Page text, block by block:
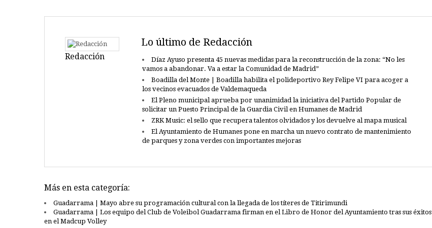
Redacción
Lo último de Redacción
Díaz Ayuso presenta 45 nuevas medidas para la reconstrucción de la zona: “No les
vamos a abandonar. Va a estar la Comunidad de Madrid”
Boadilla del Monte | Boadilla habilita el polideportivo Rey Felipe VI para acoger a
los vecinos evacuados de Valdemaqueda
El Pleno municipal aprueba por unanimidad la iniciativa del Partido Popular de
solicitar un Puesto Principal de la Guardia Civil en Humanes de Madrid
ZRK Music: el sello que recupera talentos olvidados y los devuelve al mapa musical
El Ayuntamiento de Humanes pone en marcha un nuevo contrato de mantenimiento
de parques y zona verdes con importantes mejoras
Más en esta categoría:
Guadarrama | Mayo abre su programación cultural con la llegada de los títeres de Titirimundi
Guadarrama | Los equipo del Club de Voleibol Guadarrama firman en el Libro de Honor del Ayuntamiento tras sus éxitos
en el Madcup Volley